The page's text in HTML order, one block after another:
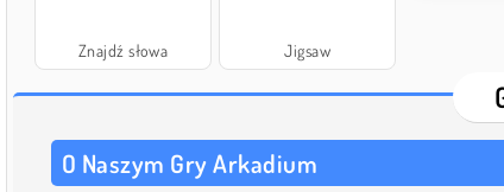
Znajdź słowa Jigsaw
O Naszym Gry Arkadium